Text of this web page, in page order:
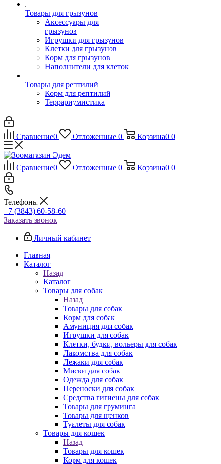
Товары для грызунов
Аксессуары для
грызунов
Игрушки для грызунов
Клетки для грызунов
Корм для грызунов
Наполнители для клеток
Товары для рептилий
Корм для рептилий
Террариумистика
Сравнение0 Отложенные 0 Корзина0 0
Сравнение0 Отложенные 0 Корзина0 0
Телефоны
+7 (3843) 60-58-60
Заказать звонок
Личный кабинет
Главная
Каталог
Назад
Каталог
Товары для собак
Назад
Товары для собак
Корм для собак
Амуниция для собак
Игрушки для собак
Клетки, будки, вольеры для собак
Лакомства для собак
Лежаки для собак
Миски для собак
Одежда для собак
Переноски для собак
Средства гигиены для собак
Товары для груминга
Товары для щенков
Туалеты для собак
Товары для кошек
Назад
Товары для кошек
Корм для кошек